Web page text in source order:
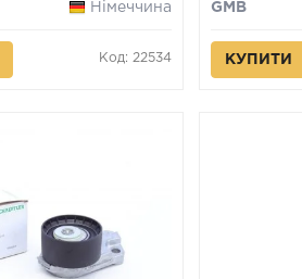
Німеччина
Код: 22534
GMB
КУПИТИ